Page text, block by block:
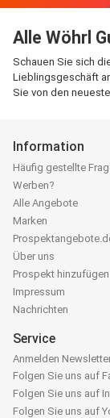
Alle Wöhrl
Schauen Sie sich
Lieblingsgeschäft
Sie von den
Information
Häufig gestellte
Werben?
Alle Angebote
Marken
Über uns
Prospekt hinzufügen
Impressum
Nachrichten
Service
Anmelden
Folgen Sie uns auf
Folgen Sie uns auf
Folgen Sie uns auf